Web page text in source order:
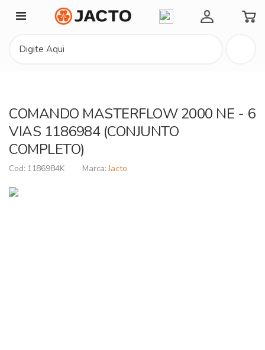
Minha Conta
COMANDO MASTERFLOW 2000 NE - 6
VIAS 1186984 (CONJUNTO
COMPLETO)
1186984K Jacto